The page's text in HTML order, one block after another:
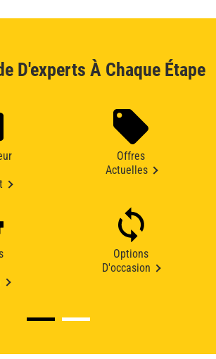
D'experts À Chaque Étape
Offres
Actuelles
Options
D'occasion